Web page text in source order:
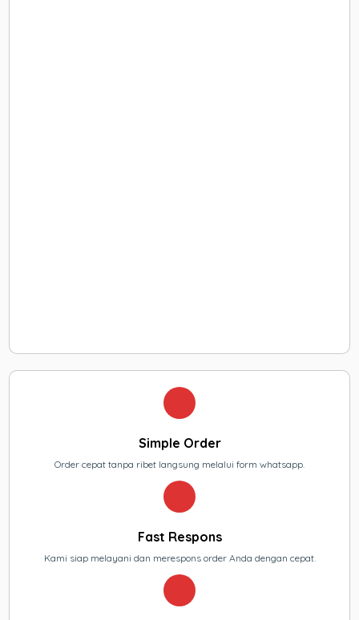
Simple Order
Order cepat tanpa ribet langsung melalui form whatsapp.
Fast Respons
Kami siap melayani dan merespons order Anda dengan cepat.